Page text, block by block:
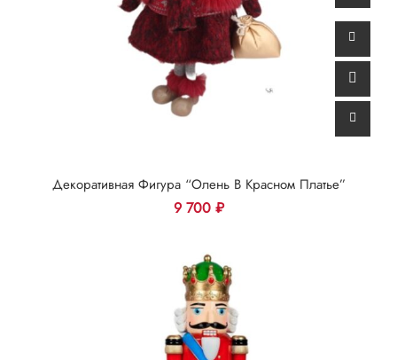
Декоративная Фигура “Олень В Красном Платье”
9 700 ₽